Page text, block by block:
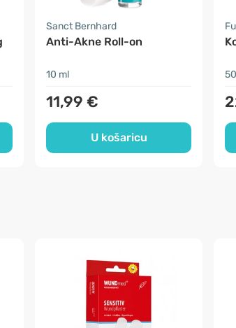
Sanct Bernhard
Anti-Akne Roll-on
10 ml
11,99 €
U košaricu